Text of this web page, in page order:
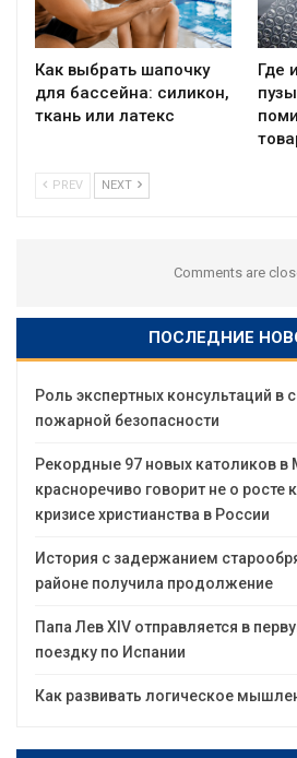
Как выбрать шапочку
для бассейна: силикон,
ткань или латекс
Где
PREV NEXT
Comments are
ПОСЛЕДНИЕ
Роль экспертных консультаций в
пожарной безопасности
Рекордные 97 новых католиков в
красноречиво говорит не о росте
кризисе христианства в России
История с задержанием
районе получила продолжение
Папа Лев XIV отправляется в
поездку по Испании
Как развивать логическое